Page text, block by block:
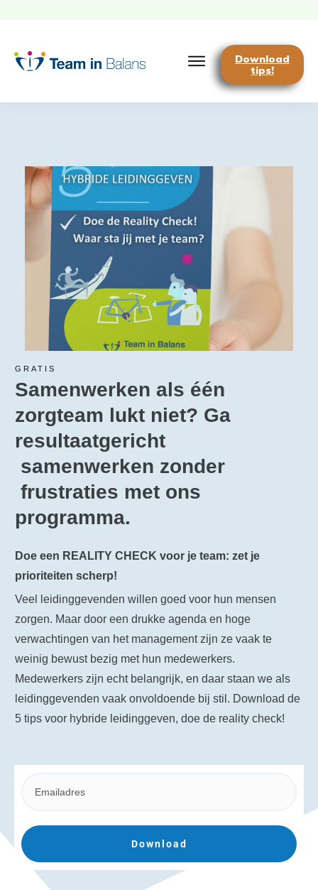
Download
tips!
GRATIS
Samenwerken als één
zorgteam lukt niet? Ga
resultaatgericht
samenwerken zonder
frustraties met ons
programma.
Doe een REALITY CHECK voor je team: zet je
prioriteiten scherp!
Veel leidinggevenden willen goed voor hun mensen
zorgen. Maar door een drukke agenda en hoge
verwachtingen van het management zijn ze vaak te
weinig bewust bezig met hun medewerkers.
Medewerkers zijn echt belangrijk, en daar staan we als
leidinggevenden vaak onvoldoende bij stil. Download de
5 tips voor hybride leidinggeven, doe de reality check!
Download